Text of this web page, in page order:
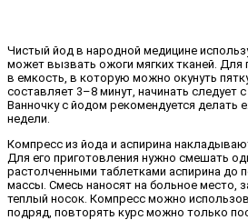
Чистый йод в народной медицине
может вызвать ожоги мягких тканей.
в емкость, в которую можно окунуть
составляет 3–8 минут, начинать следует
Ванночку с йодом рекомендуется делать
недели.
Компресс из йода и аспирина
Для его приготовления нужно смешать
растолченными таблетками аспирина до
массы. Смесь наносят на больное место,
теплый носок. Компресс можно
подряд, повторять курс можно только